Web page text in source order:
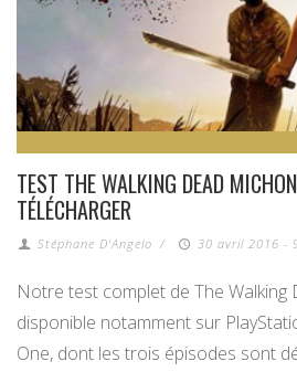
TEST THE WALKING DEAD
TÉLÉCHARGER
Stéphane D'Angelo / 30 avril 2016 -
Notre test complet de The Walking
disponible notamment sur
One, dont les trois épisodes sont